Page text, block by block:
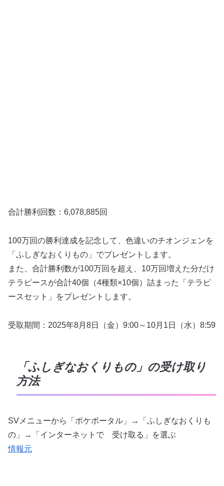
合計勝利回数：6,078,885回
100万回の勝利達成を記念して、色違いのチオンジェンを
「ふしぎなおくりもの」でプレゼントします。
また、合計勝利数が100万回を超え、10万回増えた分だけ
テラピースが合計40個（4種類×10個）詰まった「テラピ
ースセット」をプレゼントします。
受取期間：2025年8月8日（金）9:00～10月1日（水）8:59
「ふしぎなおくりもの」の受け取り
方法
SVメニューから「ポケポータル」→「ふしぎなおくりも
の」→「インターネットで 受け取る」を選ぶ
情報元